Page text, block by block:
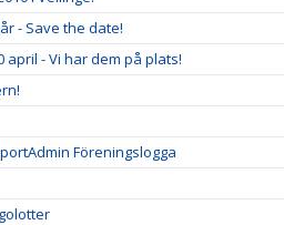
- Save the date!
april - Vi har dem på plats!
Föreningslogga